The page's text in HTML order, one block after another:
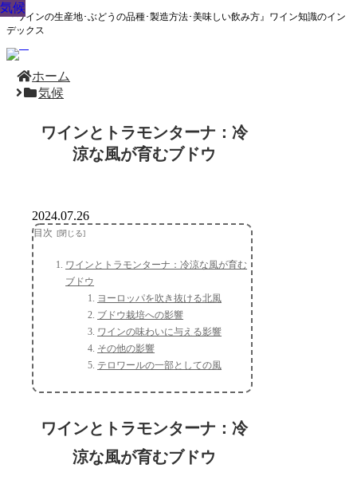
『ワインの生産地･ぶどうの品種･製造方法･美味しい飲み方』ワイン知識のイン
デックス
ホーム
気候
ワインとトラモンターナ：冷
涼な風が育むブドウ
気候
2024.07.26
目次
ワインとトラモンターナ：冷涼な風が育む
ブドウ
ヨーロッパを吹き抜ける北風
ブドウ栽培への影響
ワインの味わいに与える影響
その他の影響
テロワールの一部としての風
ワインとトラモンターナ：冷
涼な風が育むブドウ
気候
気候
気候
気候
気候
気候
気候
気候